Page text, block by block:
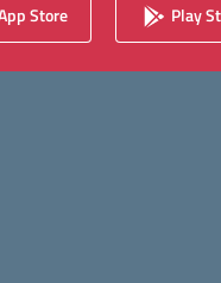
Store Play